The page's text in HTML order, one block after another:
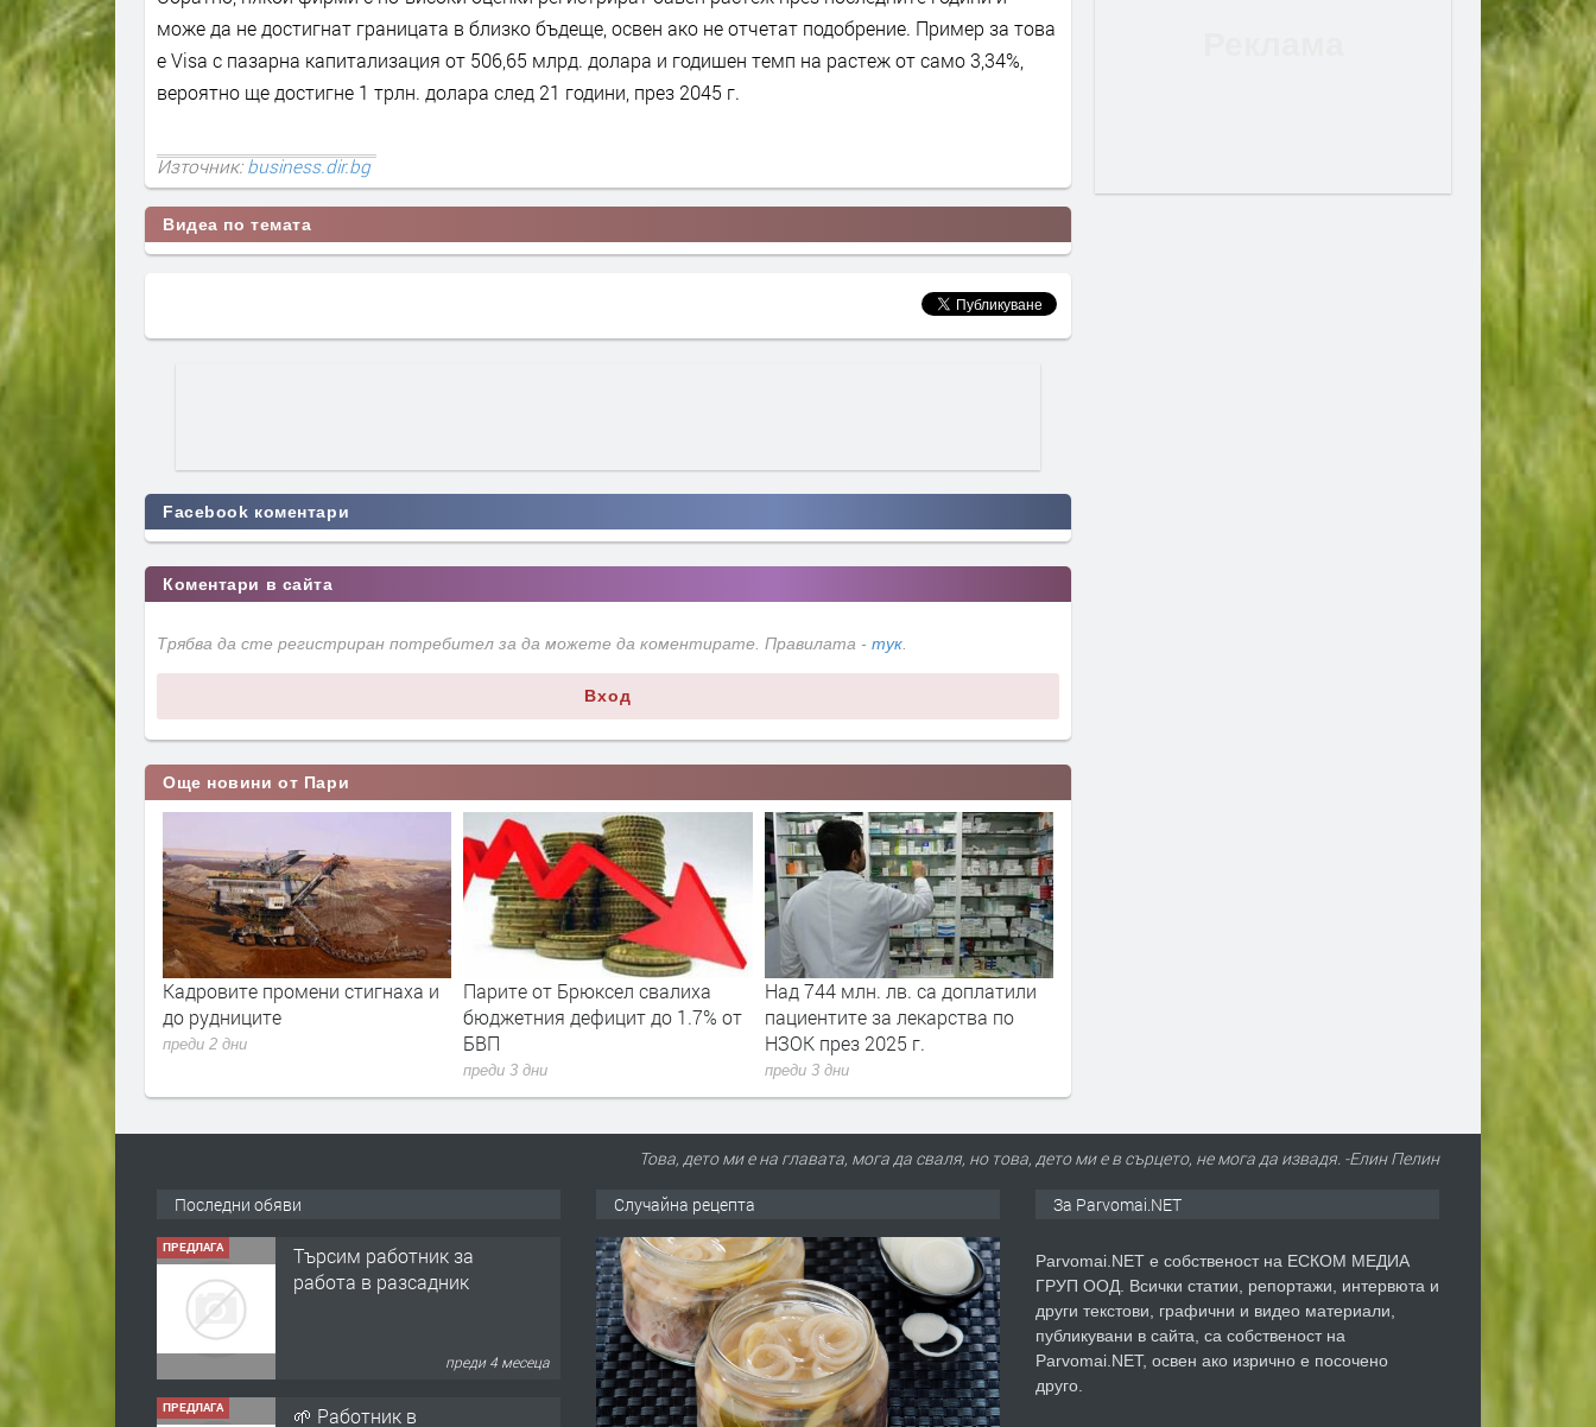
може да не достигнат границата в близко бъдеще, освен ако не отчетат подобрение. Пример за това
е Visa с пазарна капитализация от 506,65 млрд. долара и годишен темп на растеж от само 3,34%,
вероятно ще достигне 1 трлн. долара след 21 години, през 2045 г.
Източник:business.dir.bg
Видеа по темата
Facebook коментари
Коментари в сайта
Трябва да сте регистриран потребител за да можете да коментирате. Правилата - тук.
Вход
Още новини от Пари
стигнаха и
Парите от Брюксел свалиха
бюджетния дефицит до 1.7% от
БВП
Над 744 млн. лв. са доплатили
пациентите за лекарства по
НЗОК през 2025 г.
преди 3 дни
Вече може да се подават молби
за личен фалит
преди 3 дни
Цената на дизела е
Това, дето ми е на главата, мога да сваля, но това, дето ми е в сърцето, не мога да извадя. -Елин Пелин
Последни обяви
ПРЕДЛАГА
🌱 Работник в
разсадник
преди 4 месеца
ПРЕДЛАГА Търсим работничка
Случайна рецепта За Parvomai.NET
Parvomai.NET е собственост на ЕСКОМ МЕДИА
ГРУП ООД. Всички статии, репортажи, интервюта и
други текстови, графични и видео материали,
публикувани в сайта, са собственост на
Parvomai.NET, освен ако изрично е посочено
друго.